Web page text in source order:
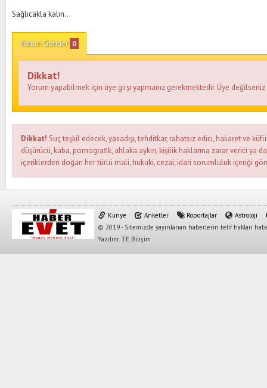
Sağlıcakla kalın…
Yorum Gönder 0
Dikkat!
Yorum yapabilmek için üye girşi yapmanız gerekmektedir. Üye
Dikkat! Suç teşkil edecek, yasadışı, tehditkar, rahatsız edici, hakaret ve
düşürücü, kaba, pornografik, ahlaka aykırı, kişilik haklarına zarar verici ya
içeriklerden doğan her türlü mali, hukuki, cezai, idari sorumluluk içeriği
Künye Anketler Röportajlar
Astroloji
© 2019 - Sitemizde yayınlanan haberlerin telif hakları
Yazılım: TE Bilişim